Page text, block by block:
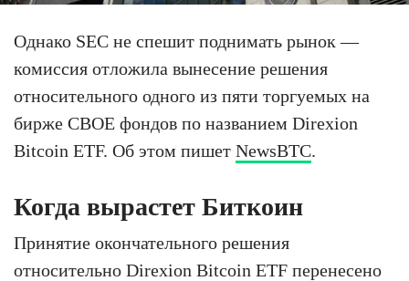
Однако SEC не спешит поднимать рынок —
комиссия отложила вынесение решения
относительного одного из пяти торгуемых на
бирже CBOE фондов по названием Direxion
Bitcoin ETF. Об этом пишет NewsBTC.
Когда вырастет Биткоин
Принятие окончательного решения
относительно Direxion Bitcoin ETF перенесено